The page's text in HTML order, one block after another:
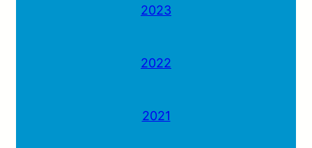
2023
2022
2021